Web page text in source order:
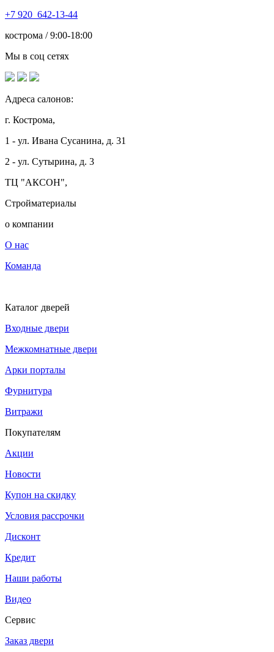
+7 920 642-13-44
кострома / 9:00-18:00
Мы в соц сетях
Адреса салонов:
г. Кострома,
1 - ул. Ивана Сусанина, д. 31
2 - ул. Сутырина, д. 3
ТЦ "АКСОН",
Стройматериалы
о компании
О нас
Команда
Каталог дверей
Входные двери
Межкомнатные двери
Арки порталы
Фурнитура
Витражи
Покупателям
Акции
Новости
Купон на скидку
Условия рассрочки
Дисконт
Кредит
Наши работы
Видео
Сервис
Заказ двери